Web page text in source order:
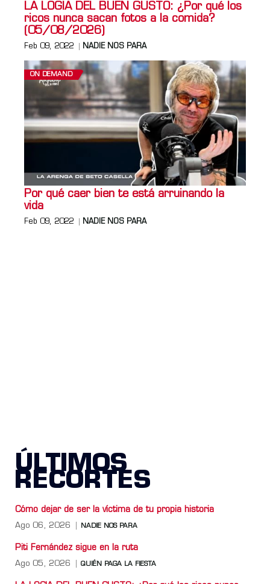
LA LOGIA DEL BUEN GUSTO: ¿Por qué los
ricos nunca sacan fotos a la comida?
(05/08/2026)
Feb 09, 2022 NADIE NOS PARA
ON DEMAND
Por qué caer bien te está arruinando la
vida
Feb 09, 2022 NADIE NOS PARA
ÚLTIMOS
RECORTES
Cómo dejar de ser la víctima de tu propia historia
Ago 06, 2026 NADIE NOS PARA
Piti Fernández sigue en la ruta
Ago 05, 2026 QUIÉN PAGA LA FIESTA